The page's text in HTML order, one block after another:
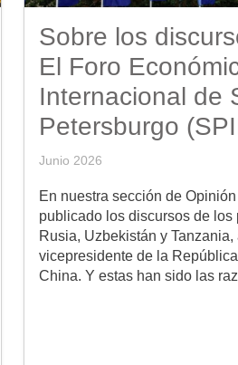
Sobre los
El Foro
Internacional de
Petersburgo
Junio 2026
En nuestra sección de
publicado los discursos de los
Rusia, Uzbekistán y Tanzania,
vicepresidente de la
China. Y estas han sido las